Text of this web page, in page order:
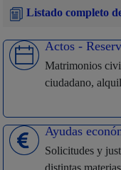
Listado completo
Actos -
Matrimonios
ciudadano,
Ayudas
Solicitudes y